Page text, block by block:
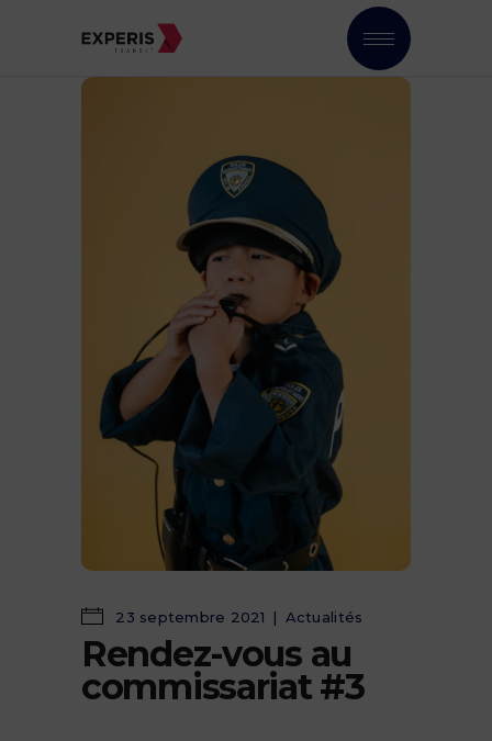
23 septembre 2021 Actualités
Rendez-vous au
commissariat #3